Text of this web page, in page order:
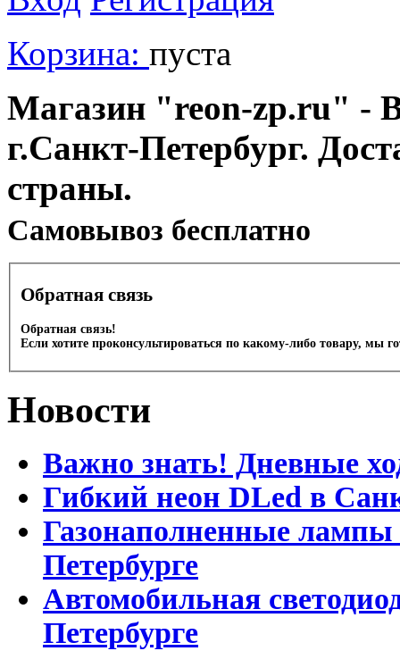
Корзина: пуста
Магазин "reon-zp.ru" -
г.Санкт-Петербург.
страны.
Cамовывоз бесплатно
Обратная связь
Обратная связь!
Если хотите проконсультироваться по какому-либо товару, мы
Новости
Важно знать! Дневные
Гибкий неон DLed в
Газонаполненные
Петербурге
Автомобильная
Петербурге